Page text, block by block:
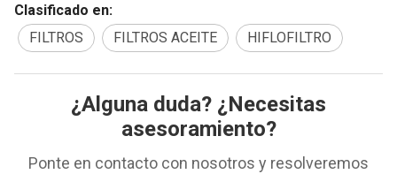
Clasificado en:
FILTROS
FILTROS ACEITE HIFLOFILTRO
¿Alguna duda? ¿Necesitas
asesoramiento?
Ponte en contacto con nosotros y resolveremos